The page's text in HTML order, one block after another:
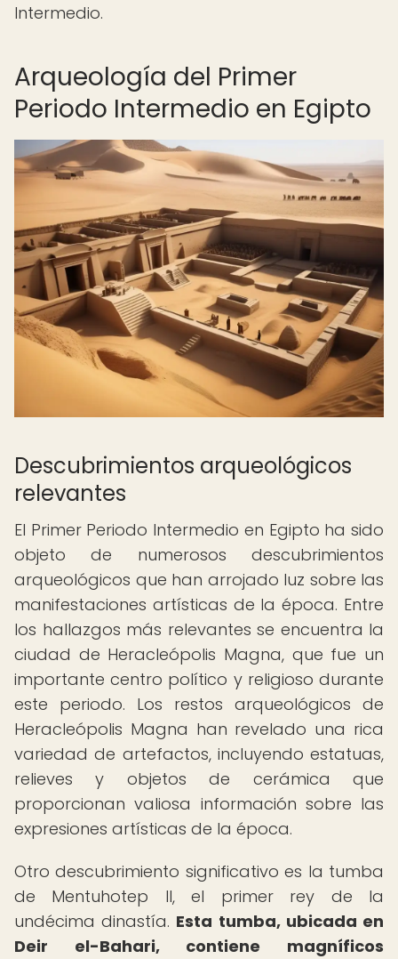
Intermedio.
Arqueología del Primer
Periodo Intermedio en Egipto
Descubrimientos arqueológicos
relevantes
El Primer Periodo Intermedio en Egipto ha sido
objeto de numerosos descubrimientos
arqueológicos que han arrojado luz sobre las
manifestaciones artísticas de la época. Entre
los hallazgos más relevantes se encuentra la
ciudad de Heracleópolis Magna, que fue un
importante centro político y religioso durante
este periodo. Los restos arqueológicos de
Heracleópolis Magna han revelado una rica
variedad de artefactos, incluyendo estatuas,
relieves y objetos de cerámica que
proporcionan valiosa información sobre las
expresiones artísticas de la época.
Otro descubrimiento significativo es la tumba
de Mentuhotep II, el primer rey de la
undécima dinastía. Esta tumba, ubicada en
Deir el-Bahari, contiene magníficos